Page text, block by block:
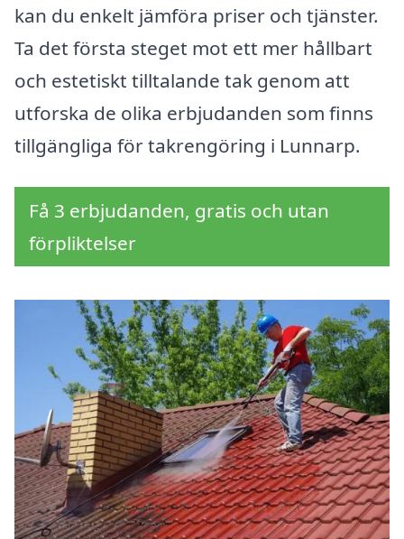
kan du enkelt jämföra priser och tjänster.
Ta det första steget mot ett mer hållbart
och estetiskt tilltalande tak genom att
utforska de olika erbjudanden som finns
tillgängliga för takrengöring i Lunnarp.
Få 3 erbjudanden, gratis och utan
förpliktelser